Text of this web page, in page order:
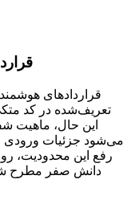
3.1
قراردادهای
تعریف‌شده در کد
این حال، ماهیت
می‌شود جزئیات ورودی
رفع این محدودیت،
دانش صفر مطرح